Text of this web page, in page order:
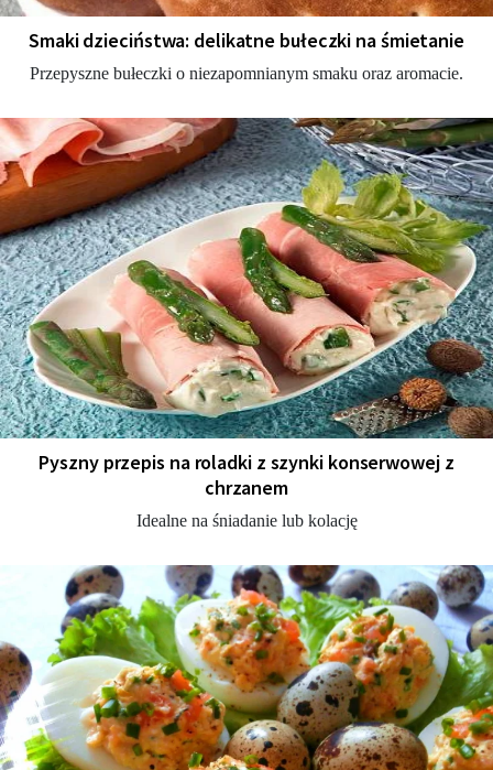
Smaki dzieciństwa: delikatne bułeczki na śmietanie
Przepyszne bułeczki o niezapomnianym smaku oraz aromacie.
Pyszny przepis na roladki z szynki konserwowej z
chrzanem
Idealne na śniadanie lub kolację